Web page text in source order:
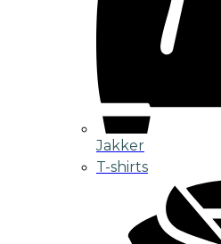
Jakker
T-shirts